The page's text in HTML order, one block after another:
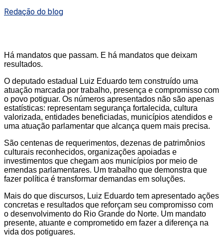
Redação do blog
Há mandatos que passam. E há mandatos que deixam
resultados.
O deputado estadual Luiz Eduardo tem construído uma
atuação marcada por trabalho, presença e compromisso com
o povo potiguar. Os números apresentados não são apenas
estatísticas: representam segurança fortalecida, cultura
valorizada, entidades beneficiadas, municípios atendidos e
uma atuação parlamentar que alcança quem mais precisa.
São centenas de requerimentos, dezenas de patrimônios
culturais reconhecidos, organizações apoiadas e
investimentos que chegam aos municípios por meio de
emendas parlamentares. Um trabalho que demonstra que
fazer política é transformar demandas em soluções.
Mais do que discursos, Luiz Eduardo tem apresentado ações
concretas e resultados que reforçam seu compromisso com
o desenvolvimento do Rio Grande do Norte. Um mandato
presente, atuante e comprometido em fazer a diferença na
vida dos potiguares.